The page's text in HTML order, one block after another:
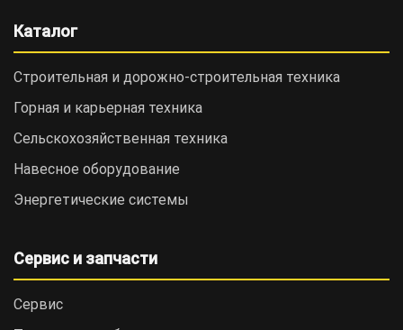
Каталог
Строительная и дорожно-cтроительная техника
Горная и карьерная техника
Сельскохозяйственная техника
Навесное оборудование
Энергетические системы
Сервис и запчасти
Сервис